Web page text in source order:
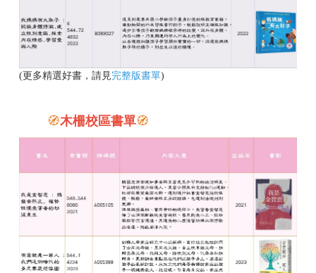
(更多精選好書，請見完整版書單)
🧭木柵校區書單🧭